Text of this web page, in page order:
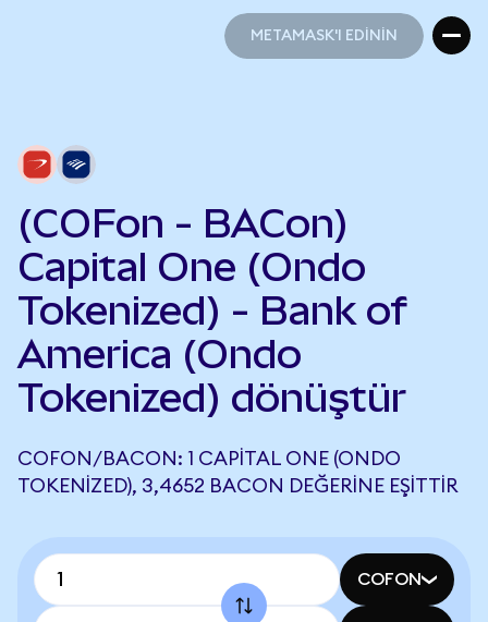
METAMASK'I EDİNİN
(COFon - BACon)
Capital One (Ondo
Tokenized) - Bank of
America (Ondo
Tokenized) dönüştür
COFON/BACON: 1 CAPITAL ONE (ONDO
TOKENIZED), 3,4652 BACON DEĞERINE EŞITTIR
COFON